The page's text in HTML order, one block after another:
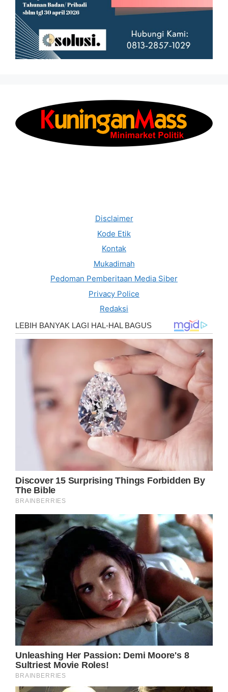
Disclaimer
Kode Etik
Kontak
Mukadimah
Pedoman Pemberitaan Media Siber
Privacy Police
Redaksi